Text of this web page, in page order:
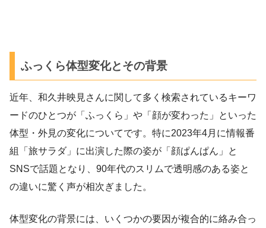
ふっくら体型変化とその背景
近年、和久井映見さんに関して多く検索されているキーワ
ードのひとつが「ふっくら」や「顔が変わった」といった
体型・外見の変化についてです。特に2023年4月に情報番
組「旅サラダ」に出演した際の姿が「顔ぱんぱん」と
SNSで話題となり、90年代のスリムで透明感のある姿と
の違いに驚く声が相次ぎました。
体型変化の背景には、いくつかの要因が複合的に絡み合っ